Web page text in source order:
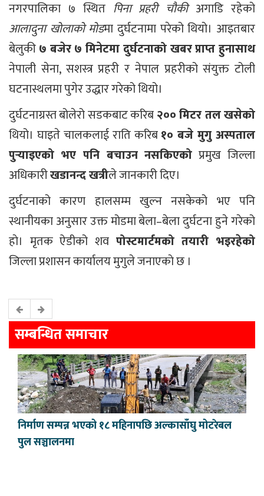
नगरपालिका ७ स्थित पिना प्रहरी चौकीअगाडि रहेको
आलादुना खोलाको मोडमा दुर्घटनामा परेको थियो। आइतबार
बेलुकी७ बजेर ७ मिनेटमा दुर्घटनाको खबर प्राप्त हुनासाथ
नेपाली सेना, सशस्त्र प्रहरी र नेपाल प्रहरीको संयुक्त टोली
घटनास्थलमा पुगेर उद्धार गरेको थियो।
दुर्घटनाग्रस्त बोलेरो सडकबाट करिब२०० मिटर तल खसेको
थियो। घाइते चालकलाई राति करिब१० बजे मुगु अस्पताल
पुर्‍याइएको भए पनि बचाउन नसकिएको प्रमुख जिल्ला
अधिकारीखडानन्द खत्रीले जानकारी दिए।
दुर्घटनाको कारण हालसम्म खुल्न नसकेको भए पनि
स्थानीयका अनुसार उक्त मोडमा बेला–बेला दुर्घटना हुने गरेको
हाे। मृतक ऐडीको शव पोस्टमार्टमको तयारी भइरहेको
जिल्ला प्रशासन कार्यालय मुगुले जनाएकाे छ ।
सम्बन्धित समाचार
निर्माण सम्पन्न भएको १८ महिनापछि अल्कासाँघु मोटरेबल
पुल सञ्चालनमा